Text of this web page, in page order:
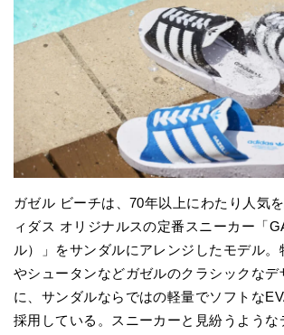
ガゼル ビーチは、70年以上にわたり人気
ィダス オリジナルスの定番スニーカー「
ル）」をサンダルにアレンジしたモデル。
やシュータンなどガゼルのクラシックなデ
に、サンダルならではの軽量でソフトな
採用している。スニーカーと見紛うような